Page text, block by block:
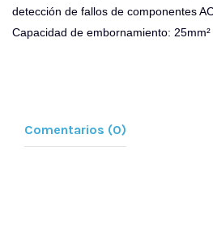
detección de fallos de componentes
Capacidad de embornamiento: 25mm²
Comentarios (0)